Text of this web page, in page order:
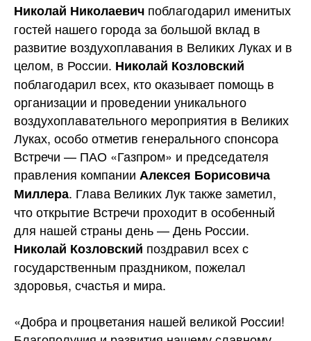
Николай Николаевич поблагодарил именитых
гостей нашего города за большой вклад в
развитие воздухоплавания в Великих Луках и в
целом, в России. Николай Козловский
поблагодарил всех, кто оказывает помощь в
организации и проведении уникального
воздухоплавательного мероприятия в Великих
Луках, особо отметив генерального спонсора
Встречи — ПАО «Газпром» и председателя
правления компании Алексея Борисовича
Миллера. Глава Великих Лук также заметил,
что открытие Встречи проходит в особенный
для нашей страны день — День России.
Николай Козловский поздравил всех с
государственным праздником, пожелал
здоровья, счастья и мира.
«Добра и процветания нашей великой России!